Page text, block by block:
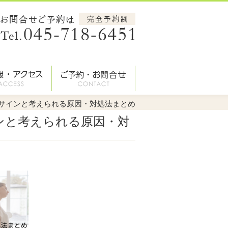
インと考えられる原因・対処法まとめ
考えられる原因・対